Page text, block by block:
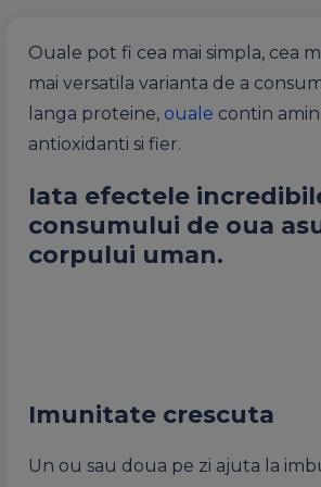
Ouale pot fi cea mai simpla, cea
mai versatila varianta de a
langa proteine, ouale contin
antioxidanti si fier.
Iata efectele
consumului de oua
corpului uman.
Imunitate crescuta
Un ou sau doua pe zi ajuta la